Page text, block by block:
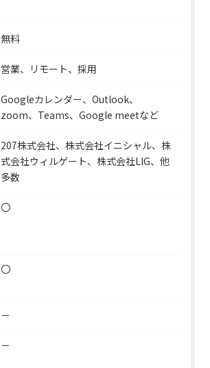
無料
営業、リモート、採用
Googleカレンダー、Outlook、
zoom、Teams、Google meetなど
207株式会社、株式会社イニシャル、株
式会社ウィルゲート、株式会社LIG、他
多数
〇
〇
－
－